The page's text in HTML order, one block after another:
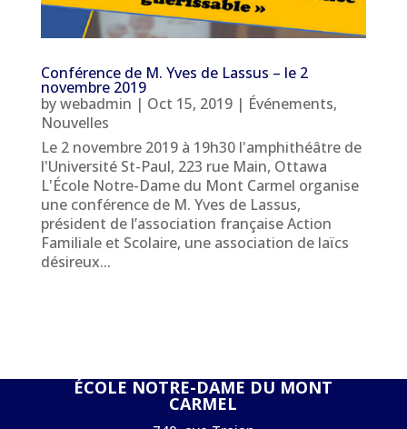
Conférence de M. Yves de Lassus – le 2
novembre 2019
bywebadmin | Oct 15, 2019| Événements,
Nouvelles
Le 2 novembre 2019 à 19h30 l'amphithéâtre de
l'Université St-Paul, 223 rue Main, Ottawa
L'École Notre-Dame du Mont Carmel organise
une conférence de M. Yves de Lassus,
président de l’association française Action
Familiale et Scolaire, une association de laïcs
désireux...
ÉCOLE NOTRE-DAME DU MONT
CARMEL